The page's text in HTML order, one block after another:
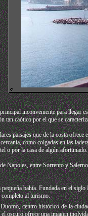
inconveniente para llegar
tan caótico por el que se
paisajes que de la costa
como colgadas en las
o por la casa de algún afortunado.
Nápoles, entre Sorrento y
bahía. Fundada en el
al turismo.
centro histórico de la
ofrece una imagen